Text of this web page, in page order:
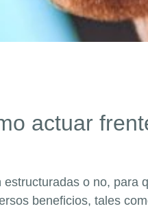
actuar
o no, para
beneficios, tales